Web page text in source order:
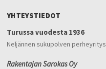
YHTEYSTIEDOT
Turussa vuodesta 1936
Neljännen sukupolven perheyritys
Rakentajan Sarokas Oy